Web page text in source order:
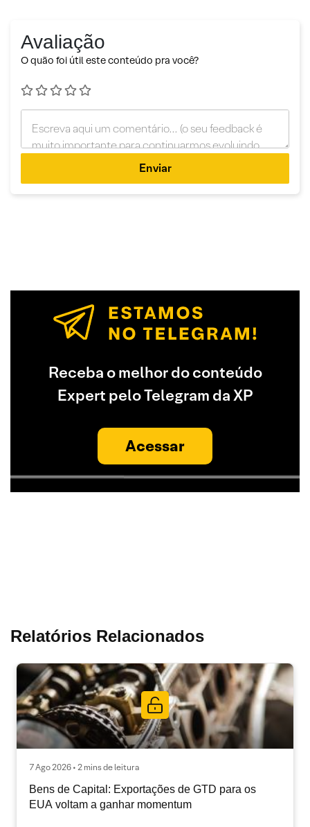
Avaliação
O quão foi útil este conteúdo pra você?
Enviar
Receba o melhor do conteúdo
Expert pelo Telegram da XP
Acessar
Relatórios Relacionados
7 Ago 2026 • 2 mins de leitura
Bens de Capital: Exportações de GTD para os
EUA voltam a ganhar momentum